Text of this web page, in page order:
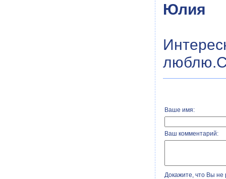
Юлия
Ваше имя:
Ваш комментарий:
Докажите, что Вы не